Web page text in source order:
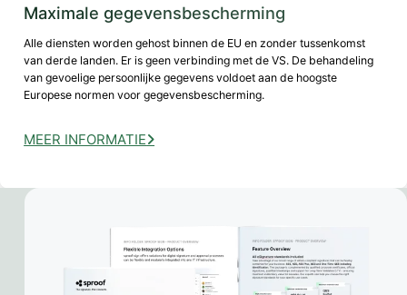
Maximale gegevensbescherming
Alle diensten worden gehost binnen de EU en zonder tussenkomst
van derde landen. Er is geen verbinding met de VS. De behandeling
van gevoelige persoonlijke gegevens voldoet aan de hoogste
Europese normen voor gegevensbescherming.
MEER INFORMATIE